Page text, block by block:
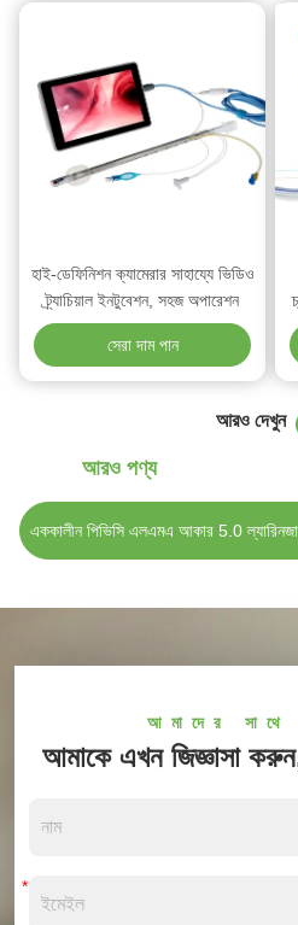
হাই-ডেফিনিশন ক্যামেরার সাহায্যে ভিডিও
ট্র্যাচিয়াল ইনটুবেশন, সহজ অপারেশন
সেরা দাম পান
আরও দেখুন
আরও পণ্য
শিশু এবং শিশুদের জন্য এককালীন মেডিকেল
আমাদের সাথে
আমাকে এখন জিজ্ঞাসা